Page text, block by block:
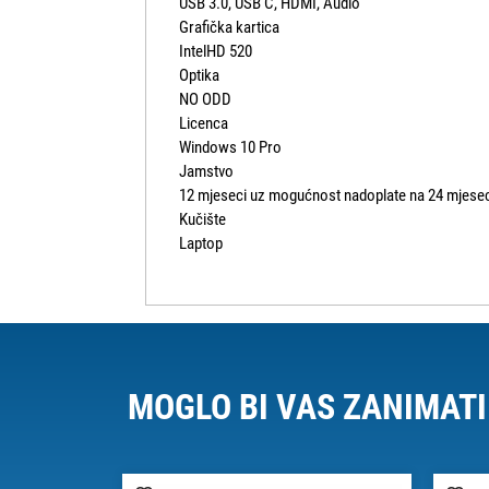
Grafička kartica
IntelHD 520
Optika
NO ODD
Licenca
Windows 10 Pro
Jamstvo
12 mjeseci uz mogućnost nadoplate na 24
Kučište
Laptop
MOGLO BI VAS ZANIMATI